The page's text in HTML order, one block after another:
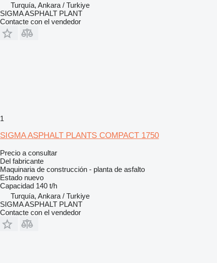
Turquía, Ankara / Turkiye
SIGMA ASPHALT PLANT
Contacte con el vendedor
1
SIGMA ASPHALT PLANTS COMPACT 1750
Precio a consultar
Del fabricante
Maquinaria de construcción - planta de asfalto
Estado nuevo
Capacidad 140 t/h
Turquía, Ankara / Turkiye
SIGMA ASPHALT PLANT
Contacte con el vendedor